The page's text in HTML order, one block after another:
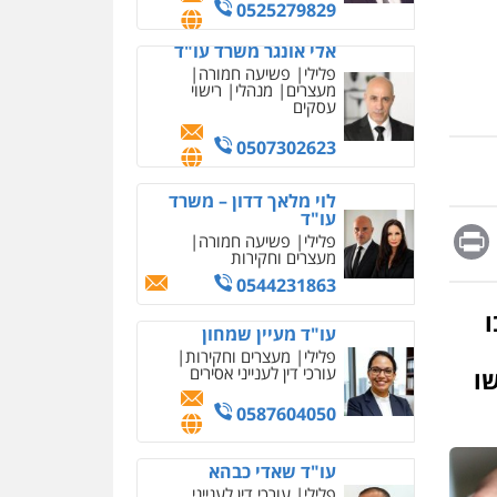
Message
Print
0525279829
אלי אונגר משרד עו"ד
פלילי פשיעה חמורה
מעצרים מנהלי רישוי
עסקים
0507302623
לוי מלאך דדון – משרד
עו"ד
פלילי פשיעה חמורה
מעצרים וחקירות
0544231863
עו"ד מעיין שמחון
פלילי מעצרים וחקירות
עורכי דין לענייני אסירים
0587604050
עו"ד שאדי כבהא
מחיקת כתבות מגוגל
ודחיקת אזכורים שליליים
שירותים מקצועיים לעורכי
דין
0522508109
אחסון אתרים
מהירות הגנה גיבוי
תמיכה שירותים מקצועיים
לעורכי דין
מרכז התחלה חדשה
אסירים עבירות מין
שירותים מקצועיים לעורכי
דין
0544500346
מאיה בלום, עו"ס,
טיפול ושיקום
טיפול בהתמכרויות
שירותים מקצועיים לעורכי
דין
איומים כתובים
תושב סכנין חשוד ששלח הודעות